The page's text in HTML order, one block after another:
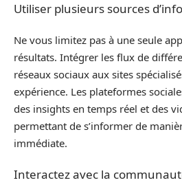
Utiliser plusieurs sources
Ne vous limitez pas à une seule
résultats. Intégrer les flux de
réseaux sociaux aux sites
expérience. Les plateformes
des insights en temps réel et des
permettant de s’informer de
immédiate.
Interactez avec la